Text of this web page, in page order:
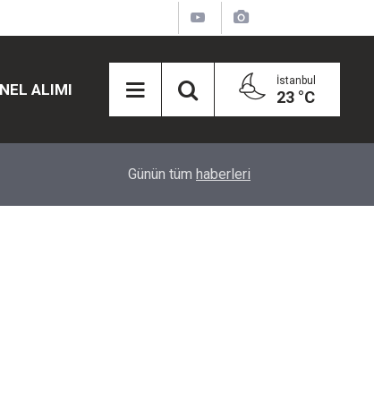
ALIMI İstanbul
23 °C
Eğiti Bir Sen'den Kadınlar İçin Olay Teklif:
Günün tüm haberleri